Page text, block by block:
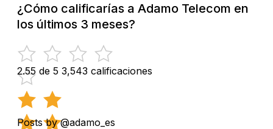
¿Cómo calificarías a Adamo Telecom en
los últimos 3 meses?
2.55 de 5 3,543 calificaciones
Posts by @adamo_es